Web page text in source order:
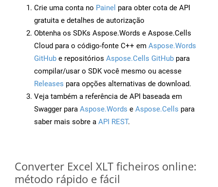
Crie uma conta no Painel para obter cota de API
gratuita e detalhes de autorização
Obtenha os SDKs Aspose.Words e Aspose.Cells
Cloud para o código-fonte C++ em Aspose.Words
GitHub e repositórios Aspose.Cells GitHub para
compilar/usar o SDK você mesmo ou acesse
Releases para opções alternativas de download.
Veja também a referência de API baseada em
Swagger para Aspose.Words e Aspose.Cells para
saber mais sobre a API REST.
Converter Excel XLT ficheiros online:
método rápido e fácil